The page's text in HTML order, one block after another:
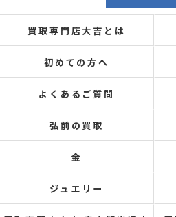
買取専門店大吉とは
初めての方へ
よくあるご質問
弘前の買取
金
ジュエリー